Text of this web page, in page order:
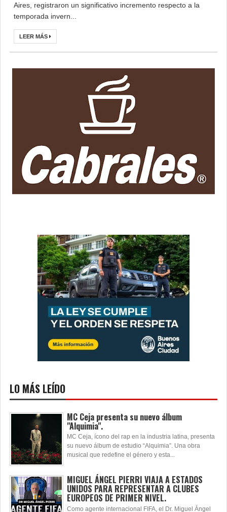
Aires, registraron un significativo incremento respecto a la
temporada invern...
LEER MÁS
LO MÁS LEÍDO
MC Ceja presenta su nuevo álbum
"Alquimia".
MC Ceja, ícono del rap en la industria latina, presenta
su nuevo álbum de estudio “Alquimia”. Una obra
musical que redefine el género y esta...
MIGUEL ÁNGEL PIERRI VIAJA A ESTADOS
UNIDOS PARA REPRESENTAR A CLUBES
EUROPEOS DE PRIMER NIVEL.
Como agente internacional FIFA, el Dr. Miguel Ángel